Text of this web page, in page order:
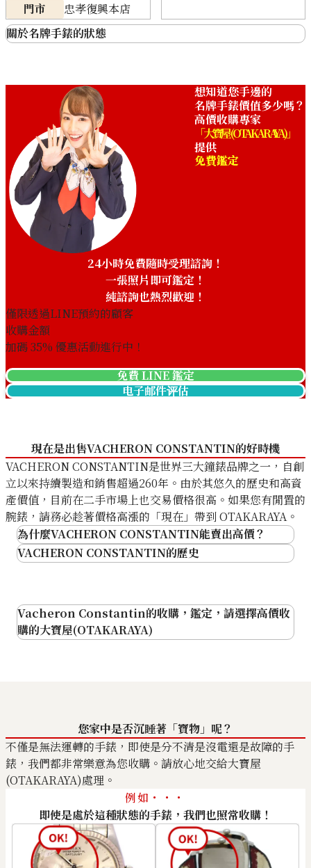
Vacheron Constantin Malta
Tourbillon Skeleton
30067/000P
收購參考價格
NTD 1,575,164
收購日期: 2025年11月
Vacheron Constantin
Historique Cabinoche
91001/000J-8389
收購參考價格
NTD 187,077
收購日期: 2026年1月
Vacheron Constantin Fifty
收購參考價格
83050/000R
收購參考價格
Vacheron Constantin
Overseas 4600V/200R-B979
收購參考價格
Vacheron Constantin
Overseas 4500V/110A-B126
收購參考價格
門市
忠孝復興本店
關於名牌手錶的狀態
接近全新
只用過幾次，沒有劃痕
幾乎無明顯劃痕或
需要仔細觀察才能發現的細微劃痕
有劃痕或污漬
一眼就能看到劃痕或污漬，或是缺少
部分部件
故障
原因不明，但手錶不再運行，或是壞
掉了
電池耗盡
電池沒電了
想知道您手邊的
名牌手錶價值多少嗎？
高價收購專家
「大寶屋 (OTAKARAYA)」
提供
免費鑑定
24小時免費隨時受理諮詢！
一張照片即可鑑定！
純諮詢也熱烈歡迎！
僅限透過LINE預約的顧客
收購金額
加碼35% 優惠活動進行中！
免費 LINE 鑑定
电子邮件评估
現在是出售VACHERON CONSTANTIN的好時機
VACHERON CONSTANTIN是世界三大鐘錶品牌之一，自創
立以來持續製造和銷售超過260年。由於其悠久的歷史和高資
產價值，目前在二手市場上也交易價格很高。如果您有閒置的
腕錶，請務必趁著價格高漲的「現在」帶到 OTAKARAYA。
為什麼VACHERON CONSTANTIN能賣出高價？
作為「世界三大鐘錶品牌」的頂級知名度
高品質、高資產價值，二手需求也高
VACHERON CONSTANTIN的歷史
Vacheron Constantin的收購，鑑定，請選擇高價收
購的大寶屋(OTAKARAYA)
您家中是否沉睡著「寶物」呢？
不僅是無法運轉的手錶，即使是分不清是沒電還是故障的手
錶，我們都非常樂意為您收購。請放心地交給大寶屋
(OTAKARAYA)處理。
例如・・・
即使是處於這種狀態的手錶，我們也照常收購！